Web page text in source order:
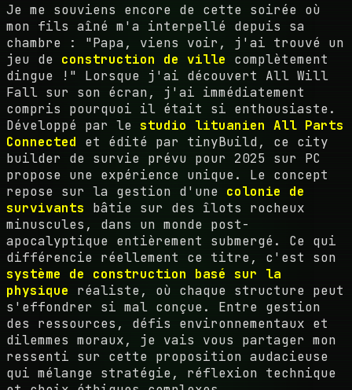
Je me souviens encore de cette soirée où
mon fils aîné m'a interpellé depuis sa
chambre : "Papa, viens voir, j'ai trouvé un
jeu de construction de ville complètement
dingue !" Lorsque j'ai découvert All Will
Fall sur son écran, j'ai immédiatement
compris pourquoi il était si enthousiaste.
Développé par le studio lituanien All Parts
Connected et édité par tinyBuild, ce city
builder de survie prévu pour 2025 sur PC
propose une expérience unique. Le concept
repose sur la gestion d'une colonie de
survivants bâtie sur des îlots rocheux
minuscules, dans un monde post-
apocalyptique entièrement submergé. Ce qui
différencie réellement ce titre, c'est son
système de construction basé sur la
physique réaliste, où chaque structure peut
s'effondrer si mal conçue. Entre gestion
des ressources, défis environnementaux et
dilemmes moraux, je vais vous partager mon
ressenti sur cette proposition audacieuse
qui mélange stratégie, réflexion technique